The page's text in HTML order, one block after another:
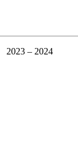
2023 – 2024